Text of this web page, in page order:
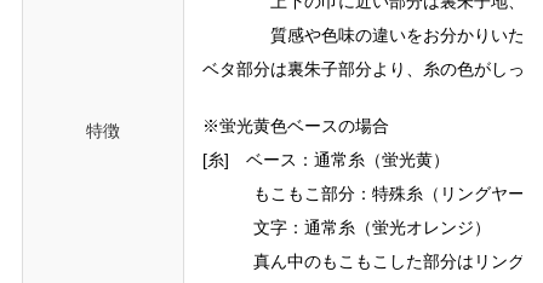
特徴
質感や色味の違いをお分かりいただ
ベタ部分は裏朱子部分より、糸の色がしっ
※蛍光黄色ベースの場合
[糸] ベース：通常糸（蛍光黄）
もこもこ部分：特殊糸（リングヤーン
文字：通常糸（蛍光オレンジ）
真ん中のもこもこした部分はリングヤ